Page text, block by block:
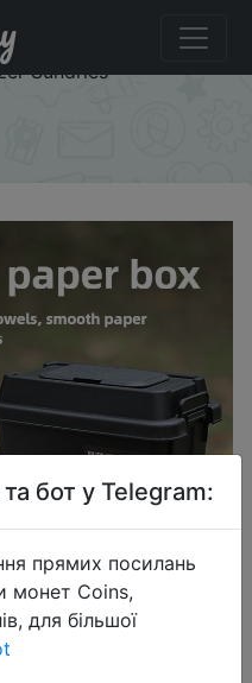
Outdoor Tissue Case
Portable 1.1L Camping
Sundries
бот у Telegram:
прямих посилань
монет Coins,
для більшої